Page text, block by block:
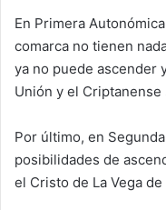
En Primera
comarca no tienen
ya no puede ascender
Unión y el Criptanense
Por último, en
posibilidades de
el Cristo de La Vega